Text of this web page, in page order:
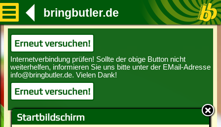
Startbildschirm
bringbutler.de
Erneut versuchen!
Erneut versuchen!